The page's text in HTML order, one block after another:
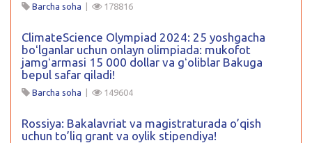
Barcha soha | 178816
ClimateScience Olympiad 2024: 25 yoshgacha
boʻlganlar uchun onlayn olimpiada: mukofot
jamgʻarmasi 15 000 dollar va gʻoliblar Bakuga
bepul safar qiladi!
Barcha soha | 149604
Rossiya: Bakalavriat va magistraturada o’qish
uchun to’liq grant va oylik stipendiya!